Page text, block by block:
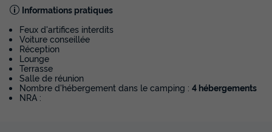
Informations pratiques
Feux d'artifices interdits
Voiture conseillée
Réception
Lounge
Terrasse
Salle de réunion
Nombre d'hébergement dans le camping : 4 hébergements
NRA :